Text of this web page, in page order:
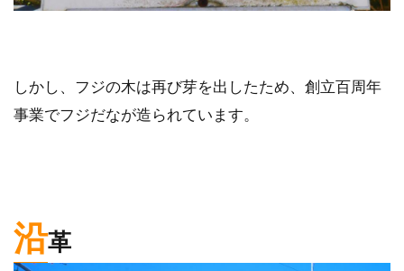
しかし、フジの木は再び芽を出したため、創立百周年
事業でフジだなが造られています。
沿革